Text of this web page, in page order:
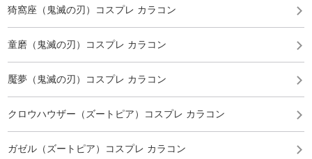
猗窩座（鬼滅の刃）コスプレ カラコン
童磨（鬼滅の刃）コスプレ カラコン
魘夢（鬼滅の刃）コスプレ カラコン
クロウハウザー（ズートピア）コスプレ カラコン
ガゼル（ズートピア）コスプレ カラコン